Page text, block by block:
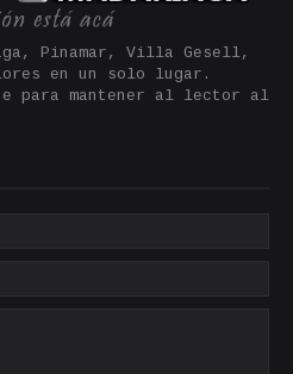
Pinamar, Villa Gesell,
en un solo lugar.
para mantener al lector al